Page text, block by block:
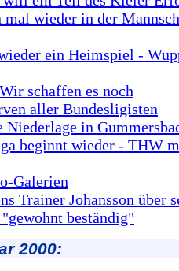
mal wieder in der
ein Heimspiel -
schaffen es noch
aller Bundesligisten
Niederlage in
beginnt wieder - THW
Galerien
Trainer Johansson über
beständig"
2000: